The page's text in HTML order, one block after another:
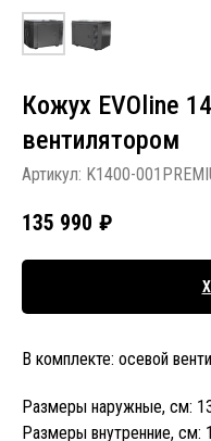
Кожух EVOline
вентилятором
Артикул: K1400-
135 990 ₽
В комплекте: осевой
Размеры наружные, см:
Размеры внутренние, см: